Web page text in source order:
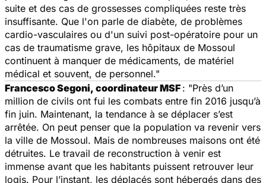
suite et des cas de grossesses compliquées reste très
insuffisante. Que l'on parle de diabète, de problèmes
cardio-vasculaires ou d'un suivi post-opératoire pour un
cas de traumatisme grave, les hôpitaux de Mossoul
continuent à manquer de médicaments, de matériel
médical et souvent, de personnel."
Francesco Segoni, coordinateur MSF : "Près d’un
million de civils ont fui les combats entre fin 2016 jusqu’à
fin juin. Maintenant, la tendance à se déplacer s’est
arrêtée. On peut penser que la population va revenir vers
la ville de Mossoul. Mais de nombreuses maisons ont été
détruites. Le travail de reconstruction à venir est
immense avant que les habitants puissent retrouver leur
logis. Pour l’instant, les déplacés sont hébergés dans des